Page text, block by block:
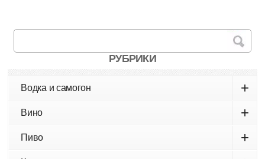
РУБРИКИ
Водка и самогон +
Вино +
Пиво +